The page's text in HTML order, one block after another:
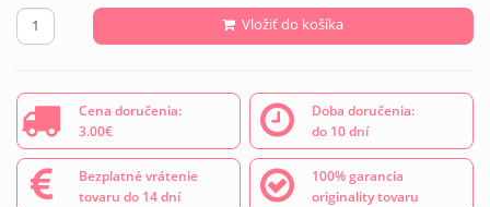
Vložiť do košíka
Cena doručenia:
3.00€
Doba doručenia:
do 10 dní
Bezplatné vrátenie
tovaru do 14 dní
100% garancia
originality tovaru